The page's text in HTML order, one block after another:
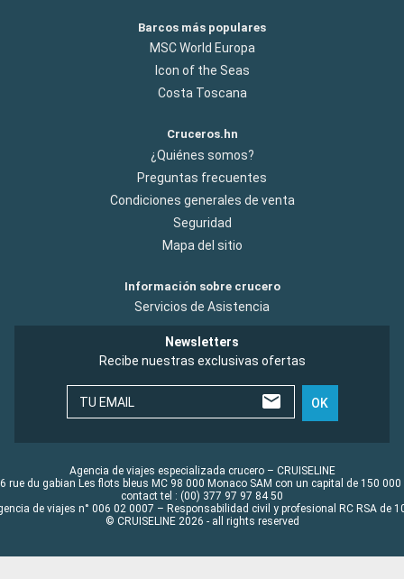
Barcos más populares
MSC World Europa
Icon of the Seas
Costa Toscana
Cruceros.hn
¿Quiénes somos?
Preguntas frecuentes
Condiciones generales de venta
Seguridad
Mapa del sitio
Información sobre crucero
Servicios de Asistencia
Newsletters
Recibe nuestras exclusivas ofertas
TU EMAIL OK
Agencia de viajes especializada crucero – CRUISELINE
rue du gabian Les flots bleus MC 98 000 Monaco SAM con un capital de 150 000
contact tel : (00) 377 97 97 84 50
de viajes n° 006 02 0007 – Responsabilidad civil y profesional RC RSA de
© CRUISELINE 2026 - all rights reserved